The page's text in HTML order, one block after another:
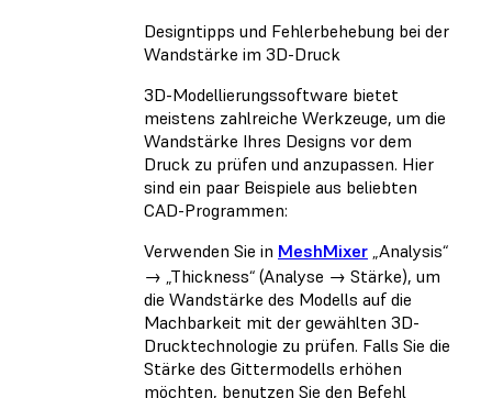
Designtipps und Fehlerbehebung bei der
Wandstärke im 3D-Druck
3D-Modellierungssoftware bietet
meistens zahlreiche Werkzeuge, um die
Wandstärke Ihres Designs vor dem
Druck zu prüfen und anzupassen. Hier
sind ein paar Beispiele aus beliebten
CAD-Programmen:
Verwenden Sie in MeshMixer „Analysis“
→ „Thickness“ (Analyse → Stärke), um
die Wandstärke des Modells auf die
Machbarkeit mit der gewählten 3D-
Drucktechnologie zu prüfen. Falls Sie die
Stärke des Gittermodells erhöhen
möchten, benutzen Sie den Befehl